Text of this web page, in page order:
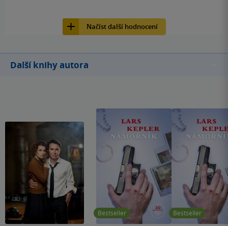
Načíst další hodnocení
Další knihy autora
Bestseller Bestseller